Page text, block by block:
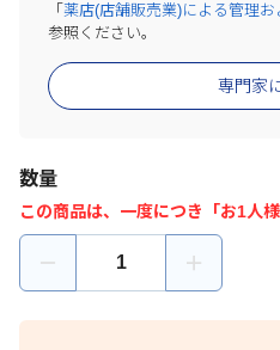
専門家
「 薬店(店舗販売業)による管理
参照ください。
数量
この商品は、一度につき「お1人様